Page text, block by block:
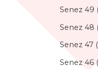
Senez 49
Senez 48
Senez 47
Senez 46